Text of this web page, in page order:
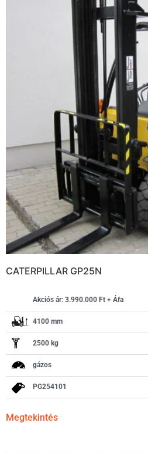
CATERPILLAR GP25N
Akciós ár: 3.990.000 Ft + Áfa
4100 mm
2500 kg
gázos
PG254101
Megtekintés